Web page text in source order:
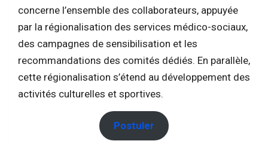
concerne l’ensemble des collaborateurs, appuyée
par la régionalisation des services médico-sociaux,
des campagnes de sensibilisation et les
recommandations des comités dédiés. En parallèle,
cette régionalisation s’étend au développement des
activités culturelles et sportives.
Postuler